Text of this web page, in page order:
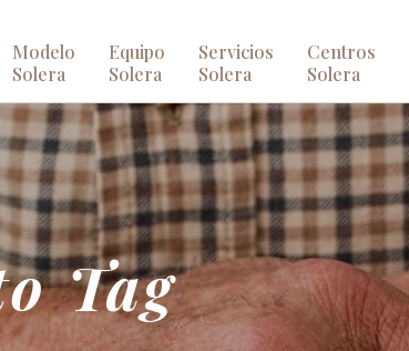
Modelo
Solera
Equipo
Solera
Servicios
Solera
Centros
Solera
Tag